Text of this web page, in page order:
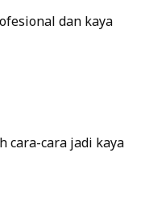
dan kaya
cara-cara jadi kaya